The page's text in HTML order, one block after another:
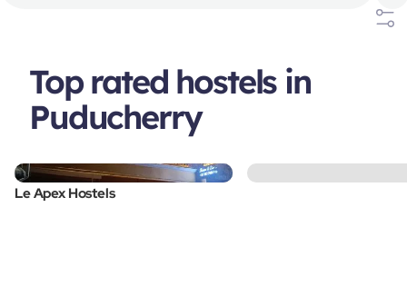
Top rated hostels in
Puducherry
Le Apex Hostels